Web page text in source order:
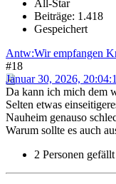
All-Star
Beiträge: 1.418
Gespeichert
Antw:Wir empfangen
#18
Januar 30, 2026,
Da kann ich mich dem
Selten etwas
Nauheim genauso
Warum sollte es auch
2 Personen gefällt